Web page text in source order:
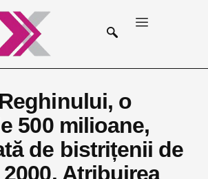
o
500 milioane,
de bistrițenii de
Atribuirea